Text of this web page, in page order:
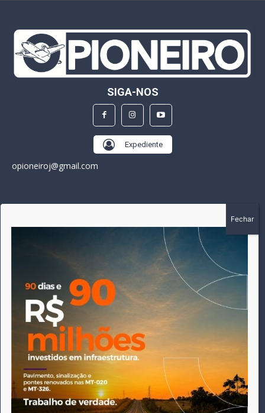
SIGA-NOS
Expediente
opioneiroj@gmail.com
A história do Pioneiro inicia em fevereiro de 2005 em
Canarana - MT, na época, como um jornal impresso semanal,
que chegou a possuir mil assinantes. Durante 15 anos, foram
publicadas 691 edições que narraram os acontecimentos
políticos, policiais e cotidianos de Canarana e região. Fiel a sua
origem, pautado sempre pela busca incessante da
imparcialidade, faz jus a sua logo, com o característico "avião
da praça" de Canarana, sendo o símbolo do
comprometimento deste veículo de comunicação com o
relato dos fatos neste município. Em 06 de dezembro de 2019
circulou a última edição impressa do jornal, que desde então
tem veiculação exclusivamente online.